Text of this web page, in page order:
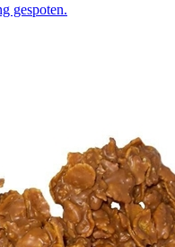
gespoten.